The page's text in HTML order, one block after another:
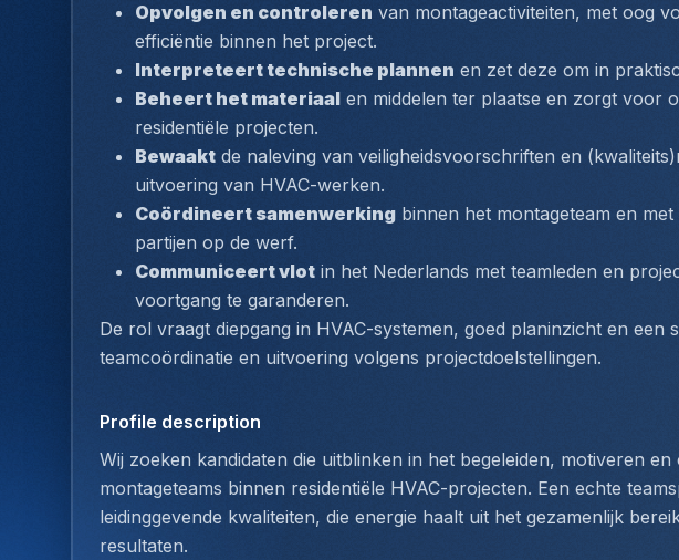
Opvolgen en controleren van montageactiviteiten, met oog
efficiëntie binnen het project.
Interpreteert technische plannen en zet deze om in
Beheert het materiaal en middelen ter plaatse en zorgt voor
residentiële projecten.
Bewaakt de naleving van veiligheidsvoorschriften en
uitvoering van HVAC-werken.
Coördineert samenwerking binnen het montageteam en
partijen op de werf.
Communiceert vlot in het Nederlands met teamleden en
voortgang te garanderen.
De rol vraagt diepgang in HVAC-systemen, goed planinzicht en een
teamcoördinatie en uitvoering volgens projectdoelstellingen.
Profile description
Wij zoeken kandidaten die uitblinken in het begeleiden, motiveren
montageteams binnen residentiële HVAC-projecten. Een echte
leidinggevende kwaliteiten, die energie haalt uit het gezamenlijk
resultaten.